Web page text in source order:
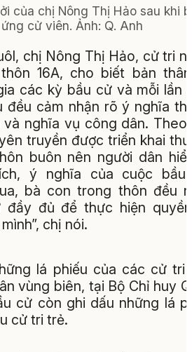
của chị Nông Thị Hảo sau khi
cử viên. Ảnh: Q. Anh
chị Nông Thị Hảo, cử tri
16A, cho biết bản
các kỳ bầu cử và mỗi lần
đều cảm nhận rõ ý nghĩa
và nghĩa vụ công dân. Theo
truyền được triển khai
buôn nên người dân
ý nghĩa của cuộc bầu
bà con trong thôn đều
đầy đủ để thực hiện
chị nói.
lá phiếu của các cử tri
vùng biên, tại Bộ Chỉ huy
cử còn ghi dấu những lá
cử tri trẻ.